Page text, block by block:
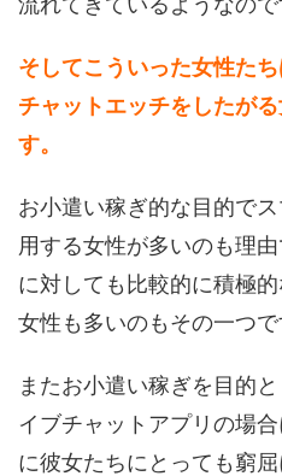
そしてこういった女性た
チャットエッチをしたが
す。
お小遣い稼ぎ的な目的で
用する女性が多いのも理
に対しても比較的に積極
女性も多いのもその一つで
またお小遣い稼ぎを目的
イブチャットアプリの場
に彼女たちにとっても窮